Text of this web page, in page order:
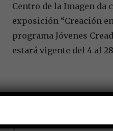
Centro de la Imagen da
exposición “Creación
programa Jóvenes
estará vigente del 4 al
Reúne obras de
y Medios audiovisuales